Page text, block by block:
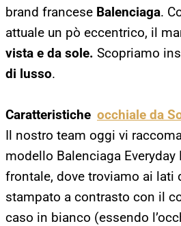
brand francese Balenciaga.
attuale un pò eccentrico, il
vista e da sole. Scopriamo
di lusso.
Caratteristiche occhiale da
Il nostro team oggi vi
modello Balenciaga
frontale, dove troviamo ai lati
stampato a contrasto con il
caso in bianco (essendo